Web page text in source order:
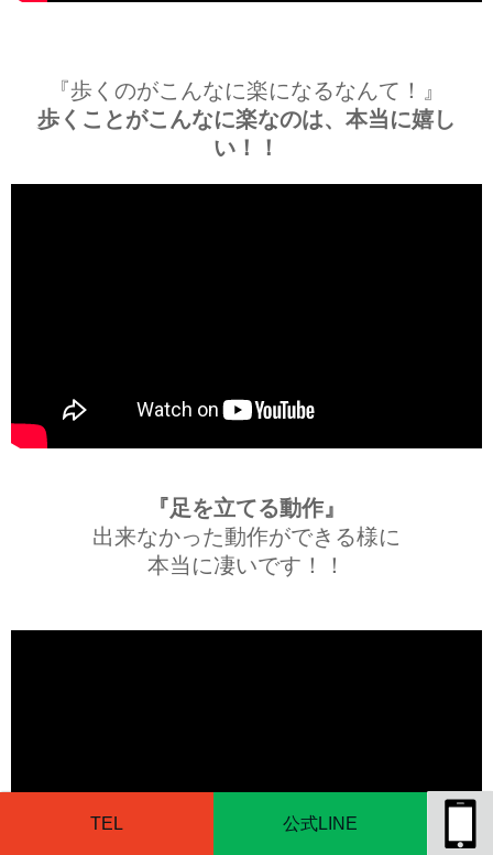
TEL 公式LINE
『歩くのがこんなに楽になるなんて！』
歩くことがこんなに楽なのは、本当に嬉し
い！！
『足を立てる動作』
出来なかった動作ができる様に
本当に凄いです！！